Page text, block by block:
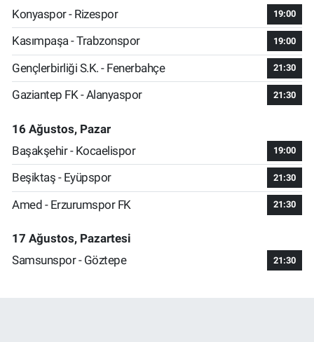
Konyaspor - Rizespor
19:00
Kasımpaşa - Trabzonspor 19:00
Gençlerbirliği S.K. - Fenerbahçe 21:30
Gaziantep FK - Alanyaspor 21:30
16 Ağustos, Pazar
Başakşehir - Kocaelispor
19:00
Beşiktaş - Eyüpspor 21:30
Amed - Erzurumspor FK 21:30
17 Ağustos, Pazartesi
Samsunspor - Göztepe
21:30